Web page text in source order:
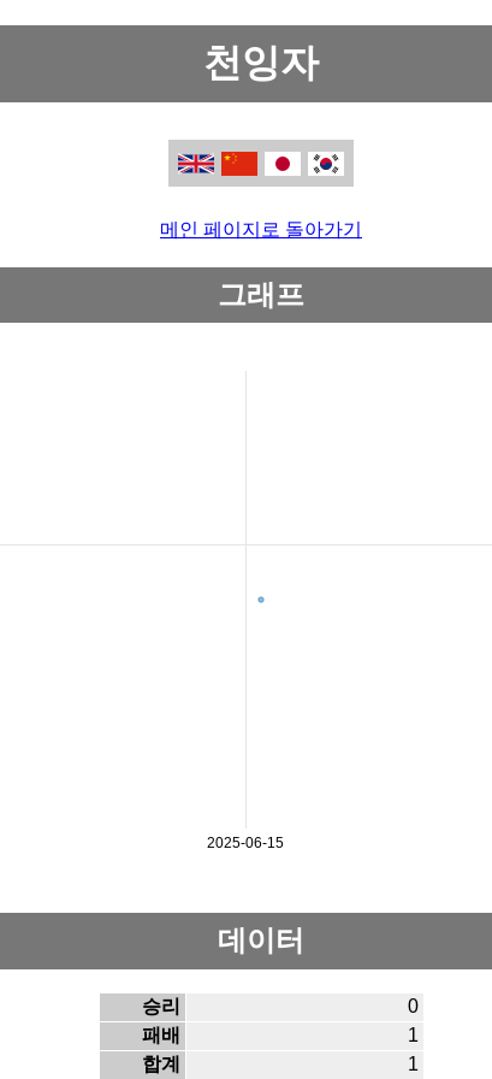
천잉자
메인 페이지로 돌아가기
그래프
2025-06-15
데이터
승리
0
패배
1
합계
1